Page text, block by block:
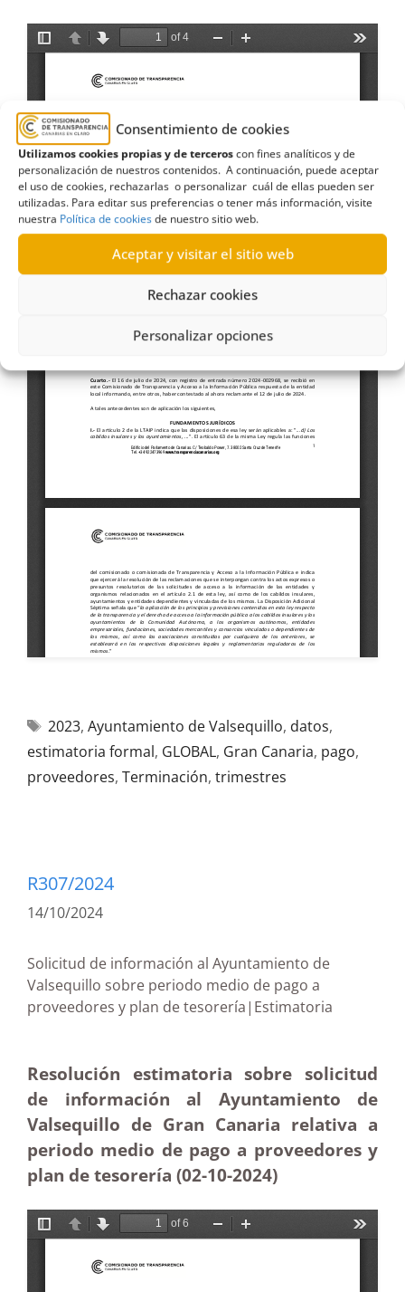
Consentimiento de cookies
Utilizamos cookies propias y de terceroscon fines analíticos y de
personalización de nuestros contenidos. A continuación, puede aceptar
el uso de cookies, rechazarlas o personalizar cuál de ellas pueden ser
utilizadas. Para editar sus preferencias o tener más información, visite
nuestra Política de cookiesde nuestro sitio web.
Aceptar y visitar el sitio web
Rechazar cookies
Personalizar opciones
2023, Ayuntamiento de Valsequillo, datos,
estimatoria formal, GLOBAL, Gran Canaria, pago,
proveedores, Terminación, trimestres
R307/2024
14/10/2024
Solicitud de información al Ayuntamiento de
Valsequillo sobre periodo medio de pago a
proveedores y plan de tesorería|Estimatoria
Resolución estimatoria sobre solicitud
de información al Ayuntamiento de
Valsequillo de Gran Canaria relativa a
periodo medio de pago a proveedores y
plan de tesorería (02-10-2024)